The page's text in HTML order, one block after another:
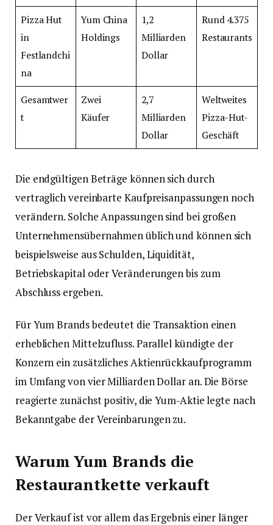
Pizza Hut
in
Festlandchi
na
Yum China
Holdings
1,2
Milliarden
Dollar
Rund 4.375
Restaurants
Gesamtwer
t
Zwei
Käufer
2,7
Milliarden
Dollar
Weltweites
Pizza-Hut-
Geschäft
Die endgültigen Beträge können sich durch
vertraglich vereinbarte Kaufpreisanpassungen noch
verändern. Solche Anpassungen sind bei großen
Unternehmensübernahmen üblich und können sich
beispielsweise aus Schulden, Liquidität,
Betriebskapital oder Veränderungen bis zum
Abschluss ergeben.
Für Yum Brands bedeutet die Transaktion einen
erheblichen Mittelzufluss. Parallel kündigte der
Konzern ein zusätzliches Aktienrückkaufprogramm
im Umfang von vier Milliarden Dollar an. Die Börse
reagierte zunächst positiv, die Yum-Aktie legte nach
Bekanntgabe der Vereinbarungen zu.
Warum Yum Brands die
Restaurantkette verkauft
Der Verkauf ist vor allem das Ergebnis einer länger